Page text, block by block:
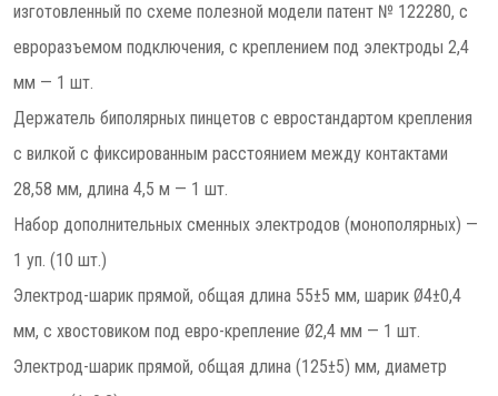
изготовленный по схеме полезной модели патент № 122280, с
евроразъемом подключения, с креплением под электроды 2,4
мм — 1 шт.
Держатель биполярных пинцетов с евростандартом крепления
с вилкой с фиксированным расстоянием между контактами
28,58 мм, длина 4,5 м — 1 шт.
Набор дополнительных сменных электродов (монополярных) —
1 уп. (10 шт.)
Электрод-шарик прямой, общая длина 55±5 мм, шарик Ø4±0,4
мм, c хвостовиком под евро-крепление Ø2,4 мм — 1 шт.
Электрод-шарик прямой, общая длина (125±5) мм, диаметр